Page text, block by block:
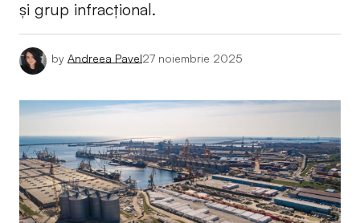
și grup infracțional.
by Andreea Pavel27 noiembrie 2025